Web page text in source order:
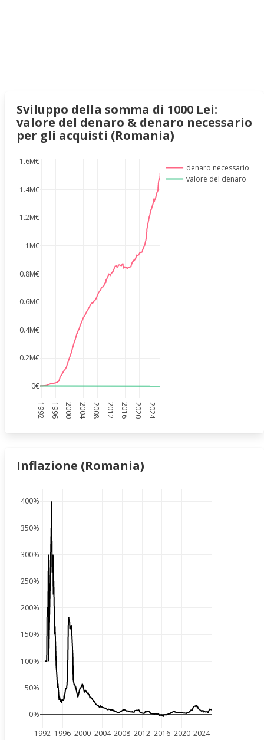
Sviluppo della somma di 1000 Lei:
valore del denaro & denaro necessario
per gli acquisti (Romania)
1992 1996 2000 2004 2008 2012 2016 2020 2024
0€
0.2M€
0.4M€
0.6M€
0.8M€
1M€
1.2M€
1.4M€
1.6M€
denaro necessario
valore del denaro
Inflazione (Romania)
1992 1996 2000 2004 2008 2012 2016 2020 2024
0%
50%
100%
150%
200%
250%
300%
350%
400%